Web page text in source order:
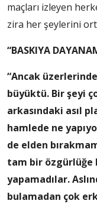
maçları izleyen
zira her şeylerini
“BASKIYA
“Ancak
büyüktü. Bir şeyi
arkasındaki asıl
hamlede ne
de elden
tam bir özgürlüğe
yapamadılar.
bulamadan çok